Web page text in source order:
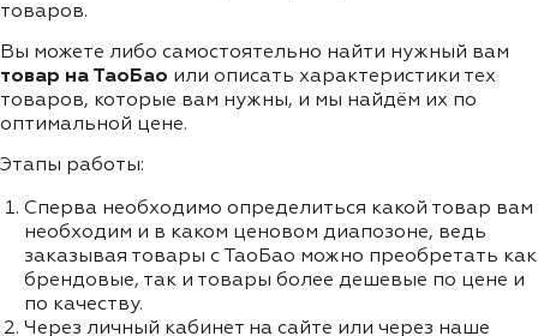
товаров.
Вы можете либо самостоятельно найти нужный вам
товар на ТаоБао или описать характеристики тех
товаров, которые вам нужны, и мы найдём их по
оптимальной цене.
Этапы работы:
Сперва необходимо определиться какой товар вам
необходим и в каком ценовом диапозоне, ведь
заказывая товары с ТаоБао можно преобретать как
брендовые, так и товары более дешевые по цене и
по качеству.
Через личный кабинет на сайте или через наше